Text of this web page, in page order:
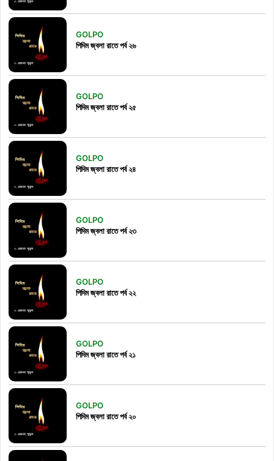
GOLPO
পিদিম জ্বলা রাতে পর্ব ২৬
GOLPO
পিদিম জ্বলা রাতে পর্ব ২৫
GOLPO
পিদিম জ্বলা রাতে পর্ব ২৪
GOLPO
পিদিম জ্বলা রাতে পর্ব ২৩
GOLPO
পিদিম জ্বলা রাতে পর্ব ২২
GOLPO
পিদিম জ্বলা রাতে পর্ব ২১
GOLPO
পিদিম জ্বলা রাতে পর্ব ২০